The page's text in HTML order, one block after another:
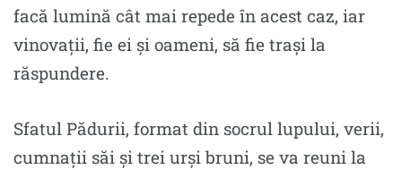
facă lumină cât mai repede în acest caz, iar
vinovații, fie ei şi oameni, să fie traşi la
răspundere.
Sfatul Pădurii, format din socrul lupului, verii,
cumnații săi şi trei urși bruni, se va reuni la